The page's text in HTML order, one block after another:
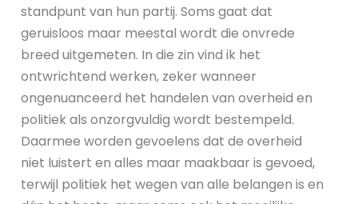
standpunt van hun partij. Soms gaat dat
geruisloos maar meestal wordt die onvrede
breed uitgemeten. In die zin vind ik het
ontwrichtend werken, zeker wanneer
ongenuanceerd het handelen van overheid en
politiek als onzorgvuldig wordt bestempeld.
Daarmee worden gevoelens dat de overheid
niet luistert en alles maar maakbaar is gevoed,
terwijl politiek het wegen van alle belangen is en